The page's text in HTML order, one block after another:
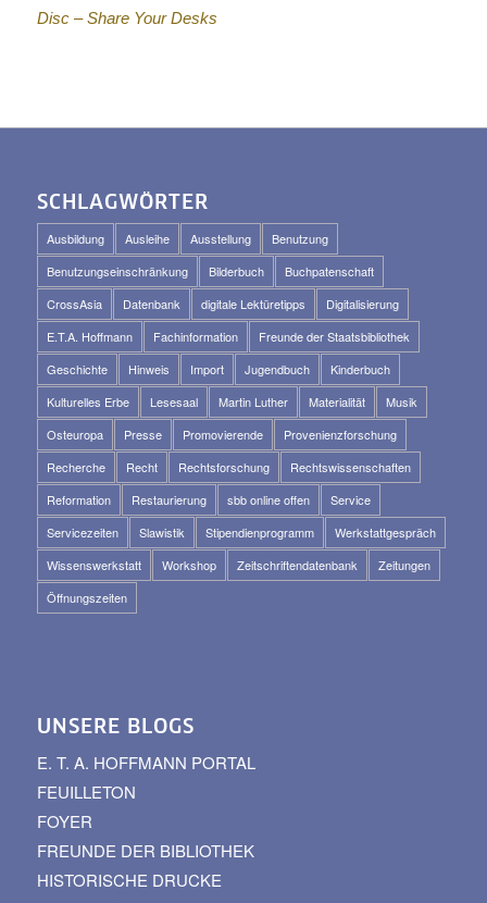
Disc – Share Your Desks
SCHLAGWÖRTER
Ausbildung Ausleihe Ausstellung
Benutzung
Benutzungseinschränkung
Bilderbuch
Buchpatenschaft
CrossAsia
Datenbank digitale Lektüretipps
Digitalisierung
E.T.A. Hoffmann
Fachinformation
Freunde der Staatsbibliothek
Geschichte
Hinweis Import Jugendbuch
Kinderbuch
Kulturelles Erbe
Lesesaal Martin Luther Materialität
Musik
Osteuropa
Presse Promovierende
Provenienzforschung
Recherche
Recht Rechtsforschung
Rechtswissenschaften
Reformation
Restaurierung sbb online offen
Service
Servicezeiten
Slawistik Stipendienprogramm
Werkstattgespräch
Wissenswerkstatt
Workshop Zeitschriftendatenbank
Zeitungen
Öffnungszeiten
UNSERE BLOGS
E. T. A. HOFFMANN PORTAL
FEUILLETON
FOYER
FREUNDE DER BIBLIOTHEK
HISTORISCHE DRUCKE